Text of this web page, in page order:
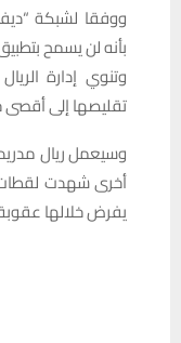
ووفقا لشبكة
بأنه لن يسمح
وتنوي إدارة
تقليصها إلى
وسيعمل ريال
أخرى شهدت لقطات
يفرض خلالها